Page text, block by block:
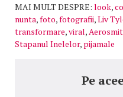
MAI MULT DESPRE: look,
nunta,foto,fotografii,Liv
transformare,viral,
Stapanul Inelelor, pijamale
Pe